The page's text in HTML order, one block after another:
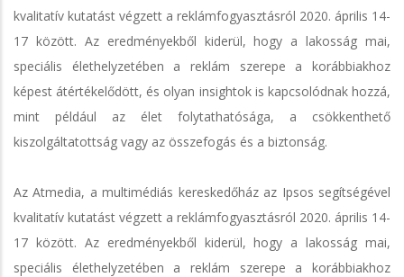
kvalitatív kutatást végzett a reklámfogyasztásról 2020. április 14-
17 között. Az eredményekből kiderül, hogy a lakosság mai,
speciális élethelyzetében a reklám szerepe a korábbiakhoz
képest átértékelődött, és olyan insightok is kapcsolódnak hozzá,
mint például az élet folytathatósága, a csökkenthető
kiszolgáltatottság vagy az összefogás és a biztonság.
Az Atmedia, a multimédiás kereskedőház az Ipsos segítségével
kvalitatív kutatást végzett a reklámfogyasztásról 2020. április 14-
17 között. Az eredményekből kiderül, hogy a lakosság mai,
speciális élethelyzetében a reklám szerepe a korábbiakhoz